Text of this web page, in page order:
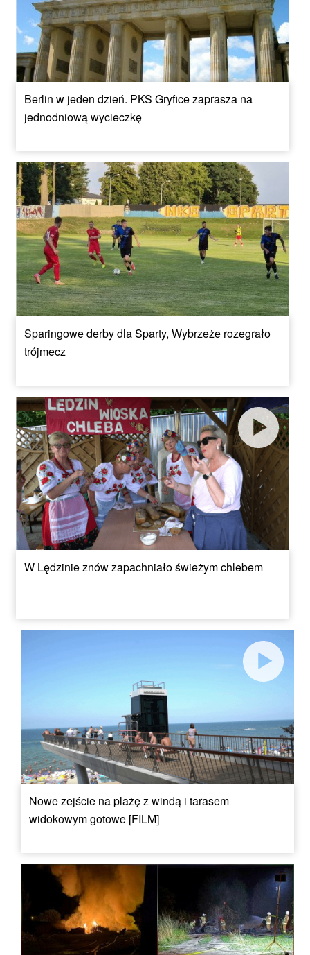
Berlin w jeden dzień. PKS Gryfice zaprasza na
jednodniową wycieczkę
Sparingowe derby dla Sparty, Wybrzeże rozegrało
trójmecz
W Lędzinie znów zapachniało świeżym chlebem
Nowe zejście na plażę z windą i tarasem
widokowym gotowe [FILM]